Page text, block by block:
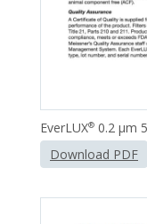
EverLUX® 0.2 μm
Download PDF